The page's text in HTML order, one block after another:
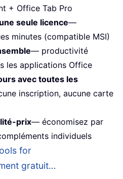
+ Office Tab Pro
seule licence—
minutes (compatible MSI)
— productivité
les applications Office
avec toutes les
inscription, aucune carte
prix— économisez par
individuels
for
gratuit…